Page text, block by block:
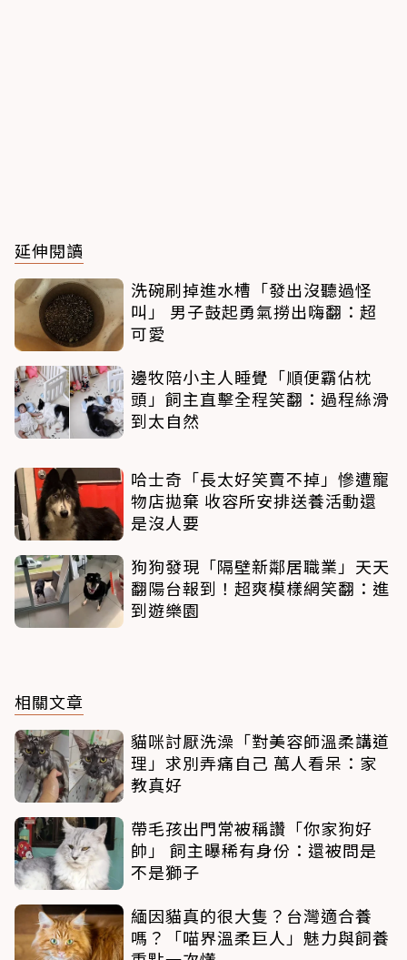
延伸閱讀
洗碗刷掉進水槽「發出沒聽過怪
叫」 男子鼓起勇氣撈出嗨翻：超
可愛
邊牧陪小主人睡覺「順便霸佔枕
頭」飼主直擊全程笑翻：過程絲滑
到太自然
哈士奇「長太好笑賣不掉」慘遭寵
物店拋棄 收容所安排送養活動還
是沒人要
狗狗發現「隔壁新鄰居職業」天天
翻陽台報到！超爽模樣網笑翻：進
到遊樂園
相關文章
貓咪討厭洗澡「對美容師溫柔講道
理」求別弄痛自己 萬人看呆：家
教真好
帶毛孩出門常被稱讚「你家狗好
帥」 飼主曝稀有身份：還被問是
不是獅子
緬因貓真的很大隻？台灣適合養
嗎？「喵界溫柔巨人」魅力與飼養